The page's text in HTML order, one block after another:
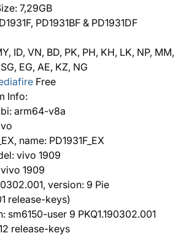
7,29GB
PD1931BF & PD1931DF
ID, VN, BD, PK, PH, KH, LK, NP, MM,
EG, AE, KZ, NG
Free
Info:
arm64-v8a
name: PD1931F_EX
vivo 1909
1909
version: 9 Pie
release-keys)
sm6150-user 9 PKQ1.190302.001
release-keys